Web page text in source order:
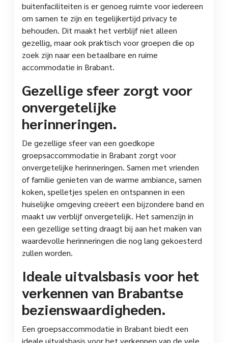
buitenfaciliteiten is er genoeg ruimte voor iedereen
om samen te zijn en tegelijkertijd privacy te
behouden. Dit maakt het verblijf niet alleen
gezellig, maar ook praktisch voor groepen die op
zoek zijn naar een betaalbare en ruime
accommodatie in Brabant.
Gezellige sfeer zorgt voor
onvergetelijke
herinneringen.
De gezellige sfeer van een goedkope
groepsaccommodatie in Brabant zorgt voor
onvergetelijke herinneringen. Samen met vrienden
of familie genieten van de warme ambiance, samen
koken, spelletjes spelen en ontspannen in een
huiselijke omgeving creëert een bijzondere band en
maakt uw verblijf onvergetelijk. Het samenzijn in
een gezellige setting draagt bij aan het maken van
waardevolle herinneringen die nog lang gekoesterd
zullen worden.
Ideale uitvalsbasis voor het
verkennen van Brabantse
bezienswaardigheden.
Een groepsaccommodatie in Brabant biedt een
ideale uitvalsbasis voor het verkennen van de vele